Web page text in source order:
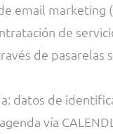
email marketing
de
de pasarelas
datos de
vía